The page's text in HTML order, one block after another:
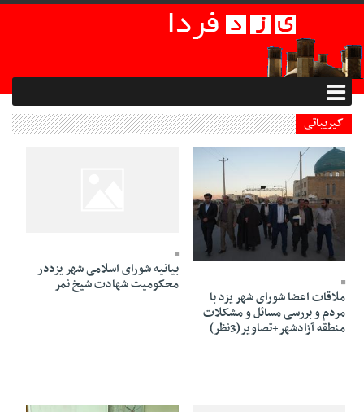
کیریباتی
14 Dey 1394 - 20:15
ملاقات اعضا شورای شهر یزد با
مردم و بررسی مسائل و مشکلات
منطقه آزادشهر+تصاویر(3نظر)
بیانیه شورای اسلامی شهر یزددر
محکومیت شهادت شیخ نمر